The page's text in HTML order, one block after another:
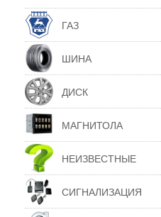
ГАЗ
ШИНА
ДИСК
МАГНИТОЛА
НЕИЗВЕСТНЫЕ
СИГНАЛИЗАЦИЯ